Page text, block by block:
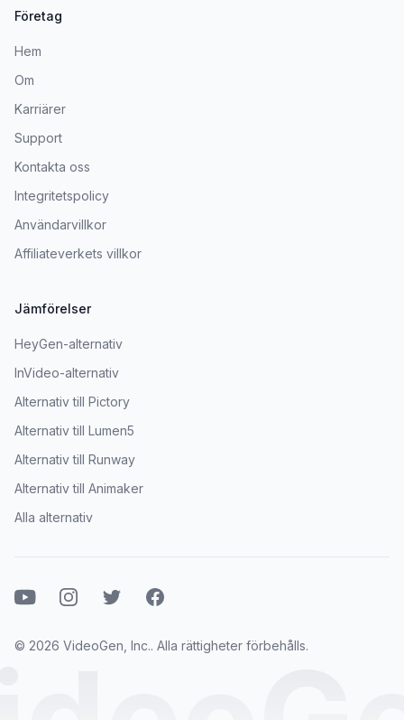
Företag
Hem
Om
Karriärer
Support
Kontakta oss
Integritetspolicy
Användarvillkor
Affiliateverkets villkor
Jämförelser
HeyGen-alternativ
InVideo-alternativ
Alternativ till Pictory
Alternativ till Lumen5
Alternativ till Runway
Alternativ till Animaker
Alla alternativ
YoutubeInstagramTwitterFacebook
© 2026 VideoGen, Inc.. Alla rättigheter förbehålls.